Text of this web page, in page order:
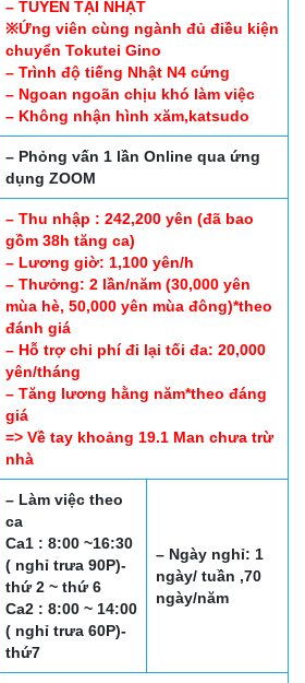
– TUYỂN TẠI NHẬT
※Ứng viên cùng ngành đủ điều kiện
chuyển Tokutei Gino
– Trình độ tiếng Nhật N4 cứng
– Ngoan ngoãn chịu khó làm việc
– Không nhận hình xăm,katsudo
– Phỏng vấn 1 lần Online qua ứng
dụng ZOOM
– Thu nhập : 242,200 yên (đã bao
gồm 38h tăng ca)
– Lương giờ: 1,100 yên/h
– Thưởng: 2 lần/năm (30,000 yên
mùa hè, 50,000 yên mùa đông)*theo
đánh giá
– Hỗ trợ chi phí đi lại tối đa: 20,000
yên/tháng
– Tăng lương hằng năm*theo đáng
giá
=> Về tay khoảng 19.1 Man chưa trừ
nhà
– Làm việc theo
ca
Ca1 : 8:00 ~16:30
( nghỉ trưa 90P)-
thứ 2 ~ thứ 6
Ca2 : 8:00 ~ 14:00
( nghỉ trưa 60P)-
thứ7
– Ngày nghỉ: 1
ngày/ tuần ,70
ngày/năm